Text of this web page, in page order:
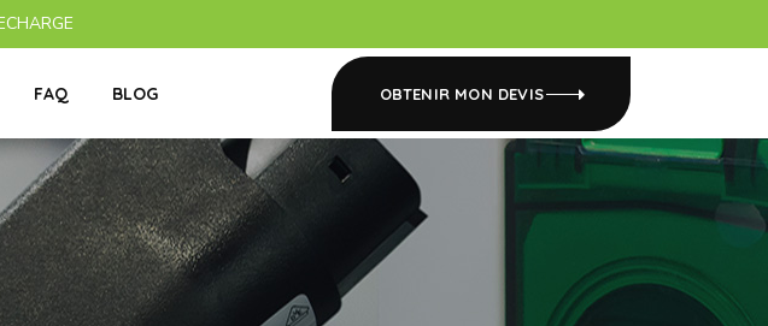
FAQ BLOG OBTENIR MON DEVIS